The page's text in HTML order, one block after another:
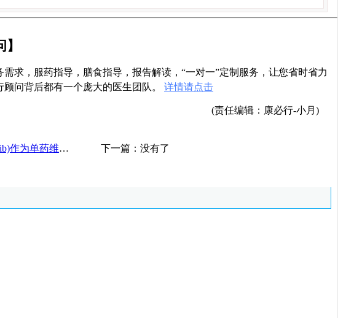
需求，服药指导，膳食指导，报告解读，“一对一”定制服务，让您省时省力
问背后都有一个庞大的医生团队。 详情请点击
(责任编辑：康必行-小月)
诊断AML患者中的疗效与安全性 下一篇：没有了